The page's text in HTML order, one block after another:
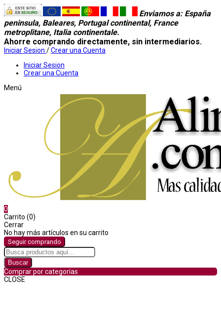
Enviamos a: España
peninsula, Baleares, Portugal continental, France
metroplitane, Italia continentale.
Ahorre comprando directamente, sin intermediarios.
Iniciar Sesion /Crear una Cuenta
Iniciar Sesion
Crear una Cuenta
Menú
0
Carrito (0)
Cerrar
No hay más artículos en su carrito
Seguir comprando
Buscar
Comprar por categorías
CLOSE